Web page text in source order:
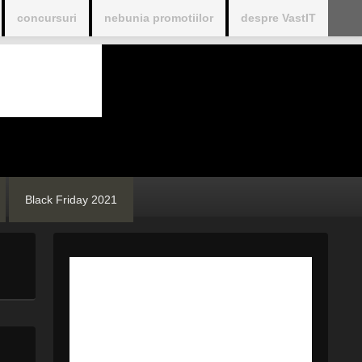
concursuri nebunia promotiilor despre VastIT
Black Friday 2021